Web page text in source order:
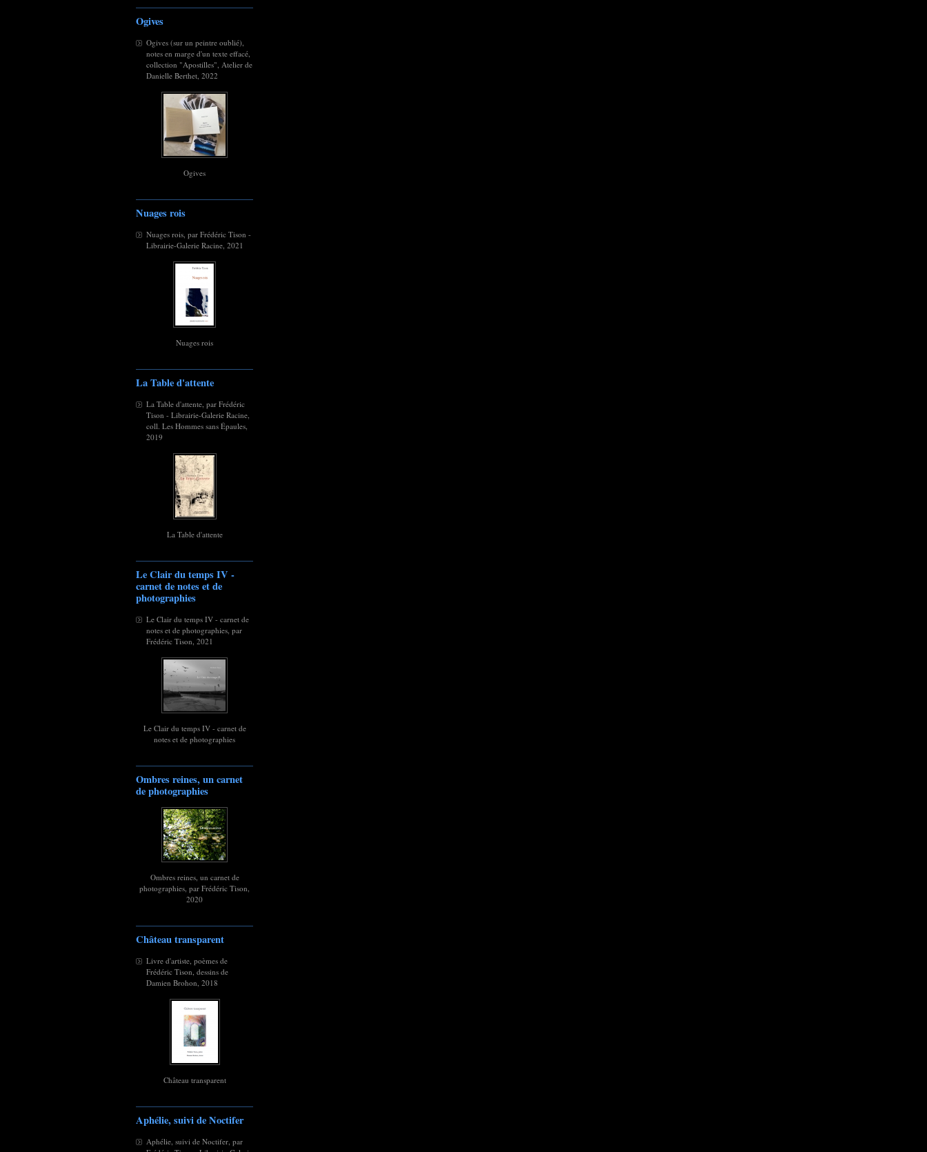
Ogives
Ogives (sur un peintre oublié),
notes en marge d'un texte effacé,
collection "Apostilles", Atelier de
Danielle Berthet, 2022
Ogives
Nuages rois
Nuages rois, par Frédéric Tison -
Librairie-Galerie Racine, 2021
Nuages rois
La Table d'attente
La Table d'attente, par Frédéric
Tison - Librairie-Galerie Racine,
coll. Les Hommes sans Épaules,
2019
La Table d'attente
Le Clair du temps IV -
carnet de notes et de
photographies
Le Clair du temps IV - carnet de
notes et de photographies, par
Frédéric Tison, 2021
Le Clair du temps IV - carnet de
notes et de photographies
Ombres reines, un carnet
de photographies
Ombres reines, un carnet de
photographies, par Frédéric Tison,
2020
Château transparent
Livre d'artiste, poèmes de
Frédéric Tison, dessins de
Damien Brohon, 2018
Château transparent
Aphélie, suivi de Noctifer
Aphélie, suivi de Noctifer, par